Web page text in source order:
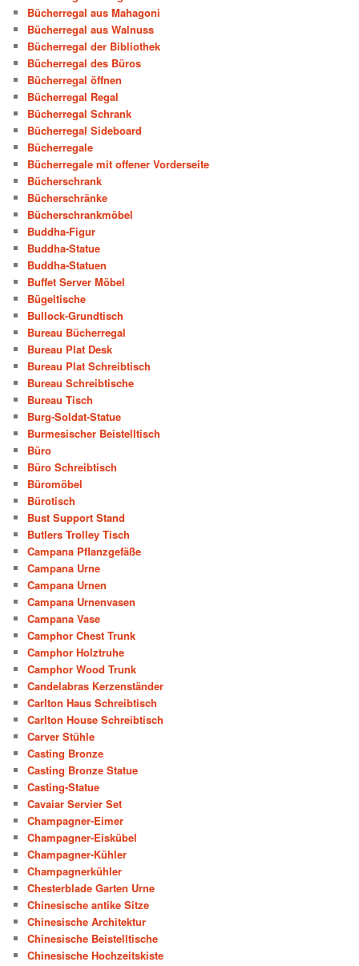
Bücherregal aus Mahagoni
Bücherregal aus Walnuss
Bücherregal der Bibliothek
Bücherregal des Büros
Bücherregal öffnen
Bücherregal Regal
Bücherregal Schrank
Bücherregal Sideboard
Bücherregale
Bücherregale mit offener Vorderseite
Bücherschrank
Bücherschränke
Bücherschrankmöbel
Buddha-Figur
Buddha-Statue
Buddha-Statuen
Buffet Server Möbel
Bügeltische
Bullock-Grundtisch
Bureau Bücherregal
Bureau Plat Desk
Bureau Plat Schreibtisch
Bureau Schreibtische
Bureau Tisch
Burg-Soldat-Statue
Burmesischer Beistelltisch
Büro
Büro Schreibtisch
Büromöbel
Bürotisch
Bust Support Stand
Butlers Trolley Tisch
Campana Pflanzgefäße
Campana Urne
Campana Urnen
Campana Urnenvasen
Campana Vase
Camphor Chest Trunk
Camphor Holztruhe
Camphor Wood Trunk
Candelabras Kerzenständer
Carlton Haus Schreibtisch
Carlton House Schreibtisch
Carver Stühle
Casting Bronze
Casting Bronze Statue
Casting-Statue
Cavaiar Servier Set
Champagner-Eimer
Champagner-Eiskübel
Champagner-Kühler
Champagnerkühler
Chesterblade Garten Urne
Chinesische antike Sitze
Chinesische Architektur
Chinesische Beistelltische
Chinesische Hochzeitskiste